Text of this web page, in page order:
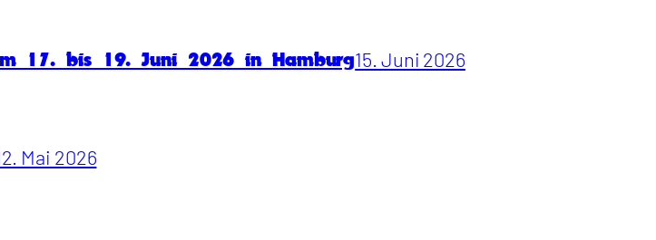
17. bis 19. Juni 2026 in Hamburg15. Juni 2026
Mai 2026